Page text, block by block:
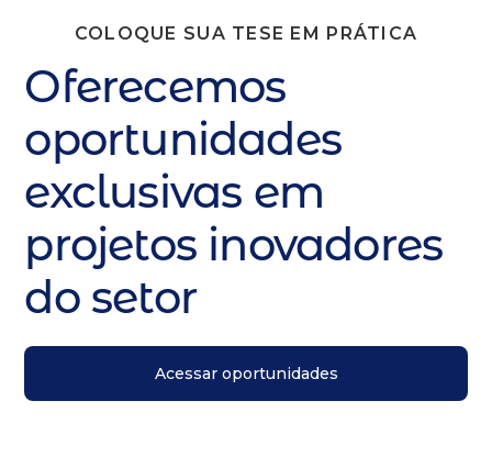
COLOQUE SUA TESE EM PRÁTICA
Oferecemos
oportunidades
exclusivas em
projetos inovadores
do setor
Acessar oportunidades